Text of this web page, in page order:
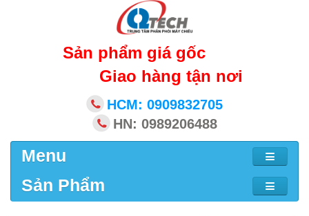
Sản phẩm giá gốc
Giao hàng tận nơi
HCM: 0909832705
HN: 0989206488
Menu
Sản Phẩm